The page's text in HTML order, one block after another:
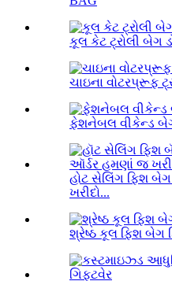
કૂલ કેટ ટ્રોલી બેગ
ચાઇના વોટરપ્રૂફ
ફેશનેબલ વીકેન્ડ
હોટ સેલિંગ ફિશ
ખરીદો...
શ્રેષ્ઠ કૂલ ફિશ બેગ